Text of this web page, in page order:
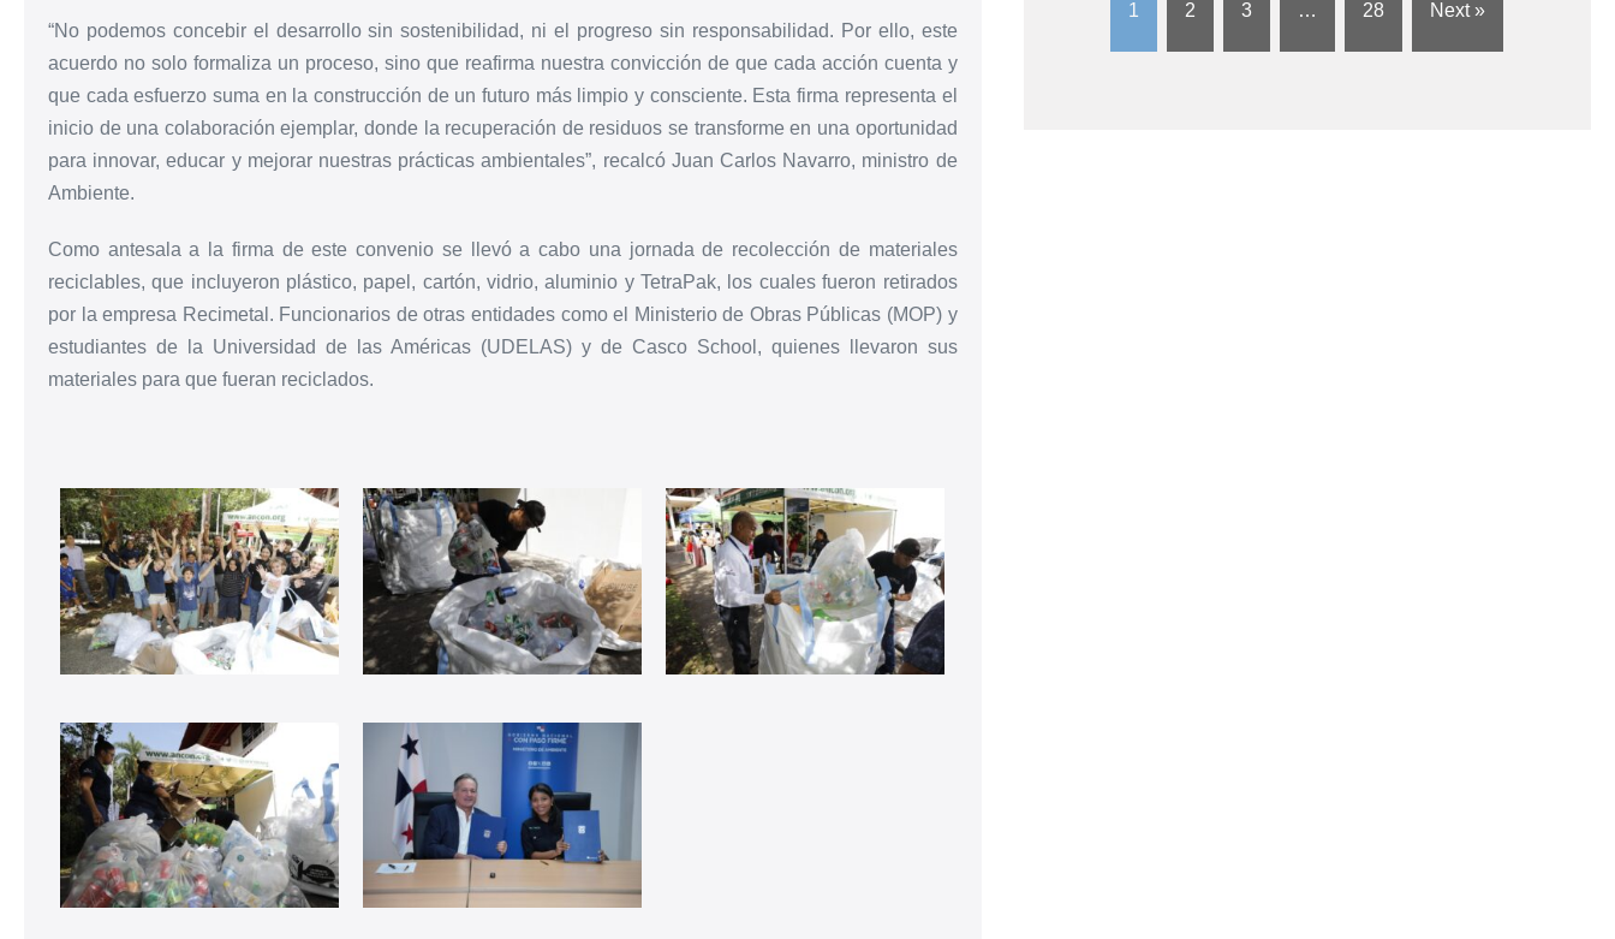
“No podemos concebir el desarrollo sin sostenibilidad, ni el progreso sin responsabilidad. Por ello, este
acuerdo no solo formaliza un proceso, sino que reafirma nuestra convicción de que cada acción cuenta y
que cada esfuerzo suma en la construcción de un futuro más limpio y consciente. Esta firma representa el
inicio de una colaboración ejemplar, donde la recuperación de residuos se transforme en una oportunidad
para innovar, educar y mejorar nuestras prácticas ambientales”, recalcó Juan Carlos Navarro, ministro de
Ambiente.
Como antesala a la firma de este convenio se llevó a cabo una jornada de recolección de materiales
reciclables, que incluyeron plástico, papel, cartón, vidrio, aluminio y TetraPak, los cuales fueron retirados
por la empresa Recimetal. Funcionarios de otras entidades como el Ministerio de Obras Públicas (MOP) y
estudiantes de la Universidad de las Américas (UDELAS) y de Casco School, quienes llevaron sus
materiales para que fueran reciclados.
1 2 3 … 28 Next »